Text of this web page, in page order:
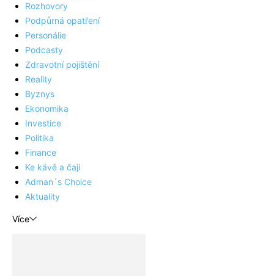
Rozhovory
Podpůrná opatření
Personálie
Podcasty
Zdravotní pojištění
Reality
Byznys
Ekonomika
Investice
Politika
Finance
Ke kávě a čaji
Adman´s Choice
Aktuality
Více